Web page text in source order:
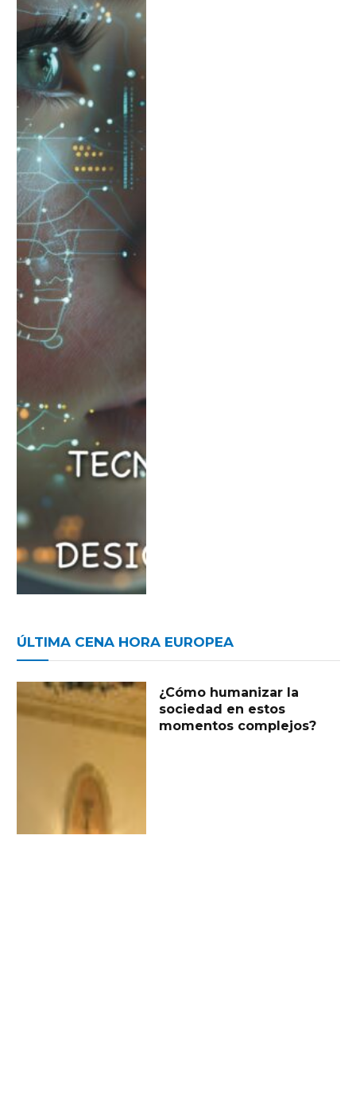
ÚLTIMA CENA HORA EUROPEA
¿Cómo humanizar la
sociedad en estos
momentos complejos?